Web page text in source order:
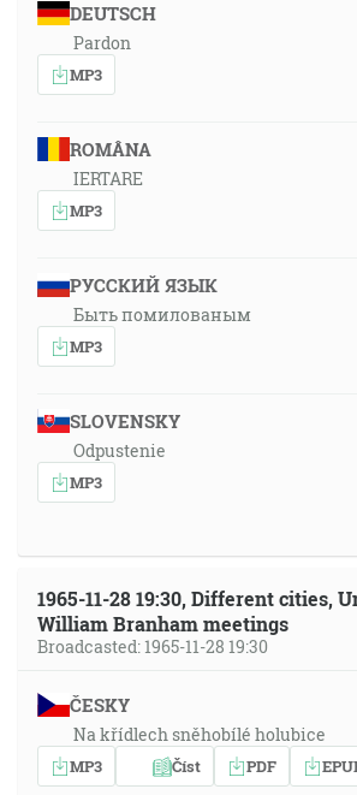
DEUTSCH
Pardon
MP3
ROMÂNA
IERTARE
MP3
РУССКИЙ ЯЗЫК
Быть помилованым
MP3
SLOVENSKY
Odpustenie
MP3
1965-11-28 19:30, Different cities,
William Branham meetings
Broadcasted: 1965-11-28 19:30
ČESKY
Na křídlech sněhobílé holubice
MP3 Číst PDF